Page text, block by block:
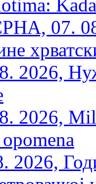
07.
2026,
2026,
2026,